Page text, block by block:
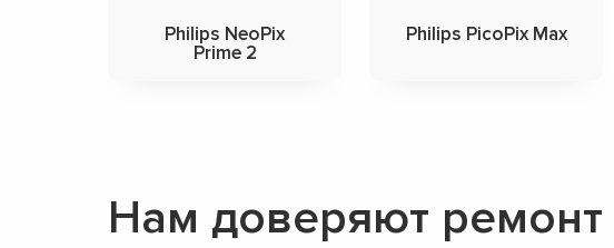
Philips NeoPix
Prime 2
Philips PicoPix Max
Нам доверяют ремонт